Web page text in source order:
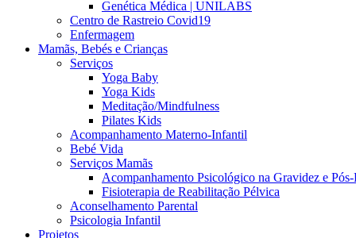
Genética Médica | UNILABS
Centro de Rastreio Covid19
Enfermagem
Mamãs, Bebés e Crianças
Serviços
Yoga Baby
Yoga Kids
Meditação/Mindfulness
Pilates Kids
Acompanhamento Materno-Infantil
Bebé Vida
Serviços Mamãs
Acompanhamento Psicológico na Gravidez e Pós-
Fisioterapia de Reabilitação Pélvica
Aconselhamento Parental
Psicologia Infantil
Projetos